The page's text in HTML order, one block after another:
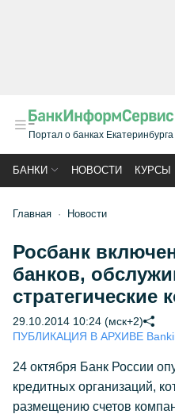
Портал о банках Екатеринбурга
БАНКИ НОВОСТИ КУРСЫ
Главная Новости
Росбанк
банков,
стратегические
29.10.2014 10:24 (мск+2)
ПУБЛИКАЦИЯ В АРХИВЕ
24 октября Банк России
кредитных организаций,
размещению счетов